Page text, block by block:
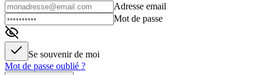
Adresse email
Mot de passe
Se souvenir de moi
Mot de passe oublié ?